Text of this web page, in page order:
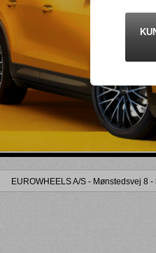
EUROWHEELS A/S - Mønstedsvej 8